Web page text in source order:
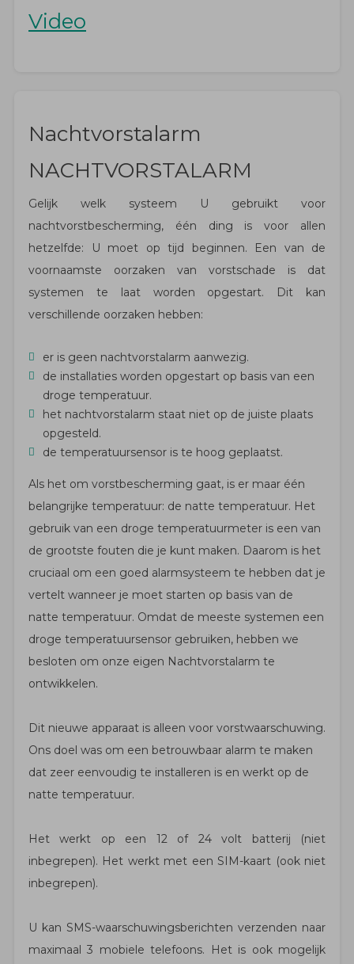
Video
Nachtvorstalarm
NACHTVORSTALARM
Gelijk welk systeem U gebruikt voor
nachtvorstbescherming, één ding is voor allen
hetzelfde: U moet op tijd beginnen. Een van de
voornaamste oorzaken van vorstschade is dat
systemen te laat worden opgestart. Dit kan
verschillende oorzaken hebben:
er is geen nachtvorstalarm aanwezig.
de installaties worden opgestart op basis van een
droge temperatuur.
het nachtvorstalarm staat niet op de juiste plaats
opgesteld.
de temperatuursensor is te hoog geplaatst.
Als het om vorstbescherming gaat, is er maar één
belangrijke temperatuur: de natte temperatuur. Het
gebruik van een droge temperatuurmeter is een van
de grootste fouten die je kunt maken. Daarom is het
cruciaal om een ​​goed alarmsysteem te hebben dat je
vertelt wanneer je moet starten op basis van de
natte temperatuur. Omdat de meeste systemen een
droge temperatuursensor gebruiken, hebben we
besloten om onze eigen Nachtvorstalarm te
ontwikkelen.
Dit nieuwe apparaat is alleen voor vorstwaarschuwing.
Ons doel was om een ​​betrouwbaar alarm te maken
dat zeer eenvoudig te installeren is en werkt op de
natte temperatuur.
Het werkt op een 12 of 24 volt batterij (niet
inbegrepen). Het werkt met een SIM-kaart (ook niet
inbegrepen).
U kan SMS-waarschuwingsberichten verzenden naar
maximaal 3 mobiele telefoons. Het is ook mogelijk